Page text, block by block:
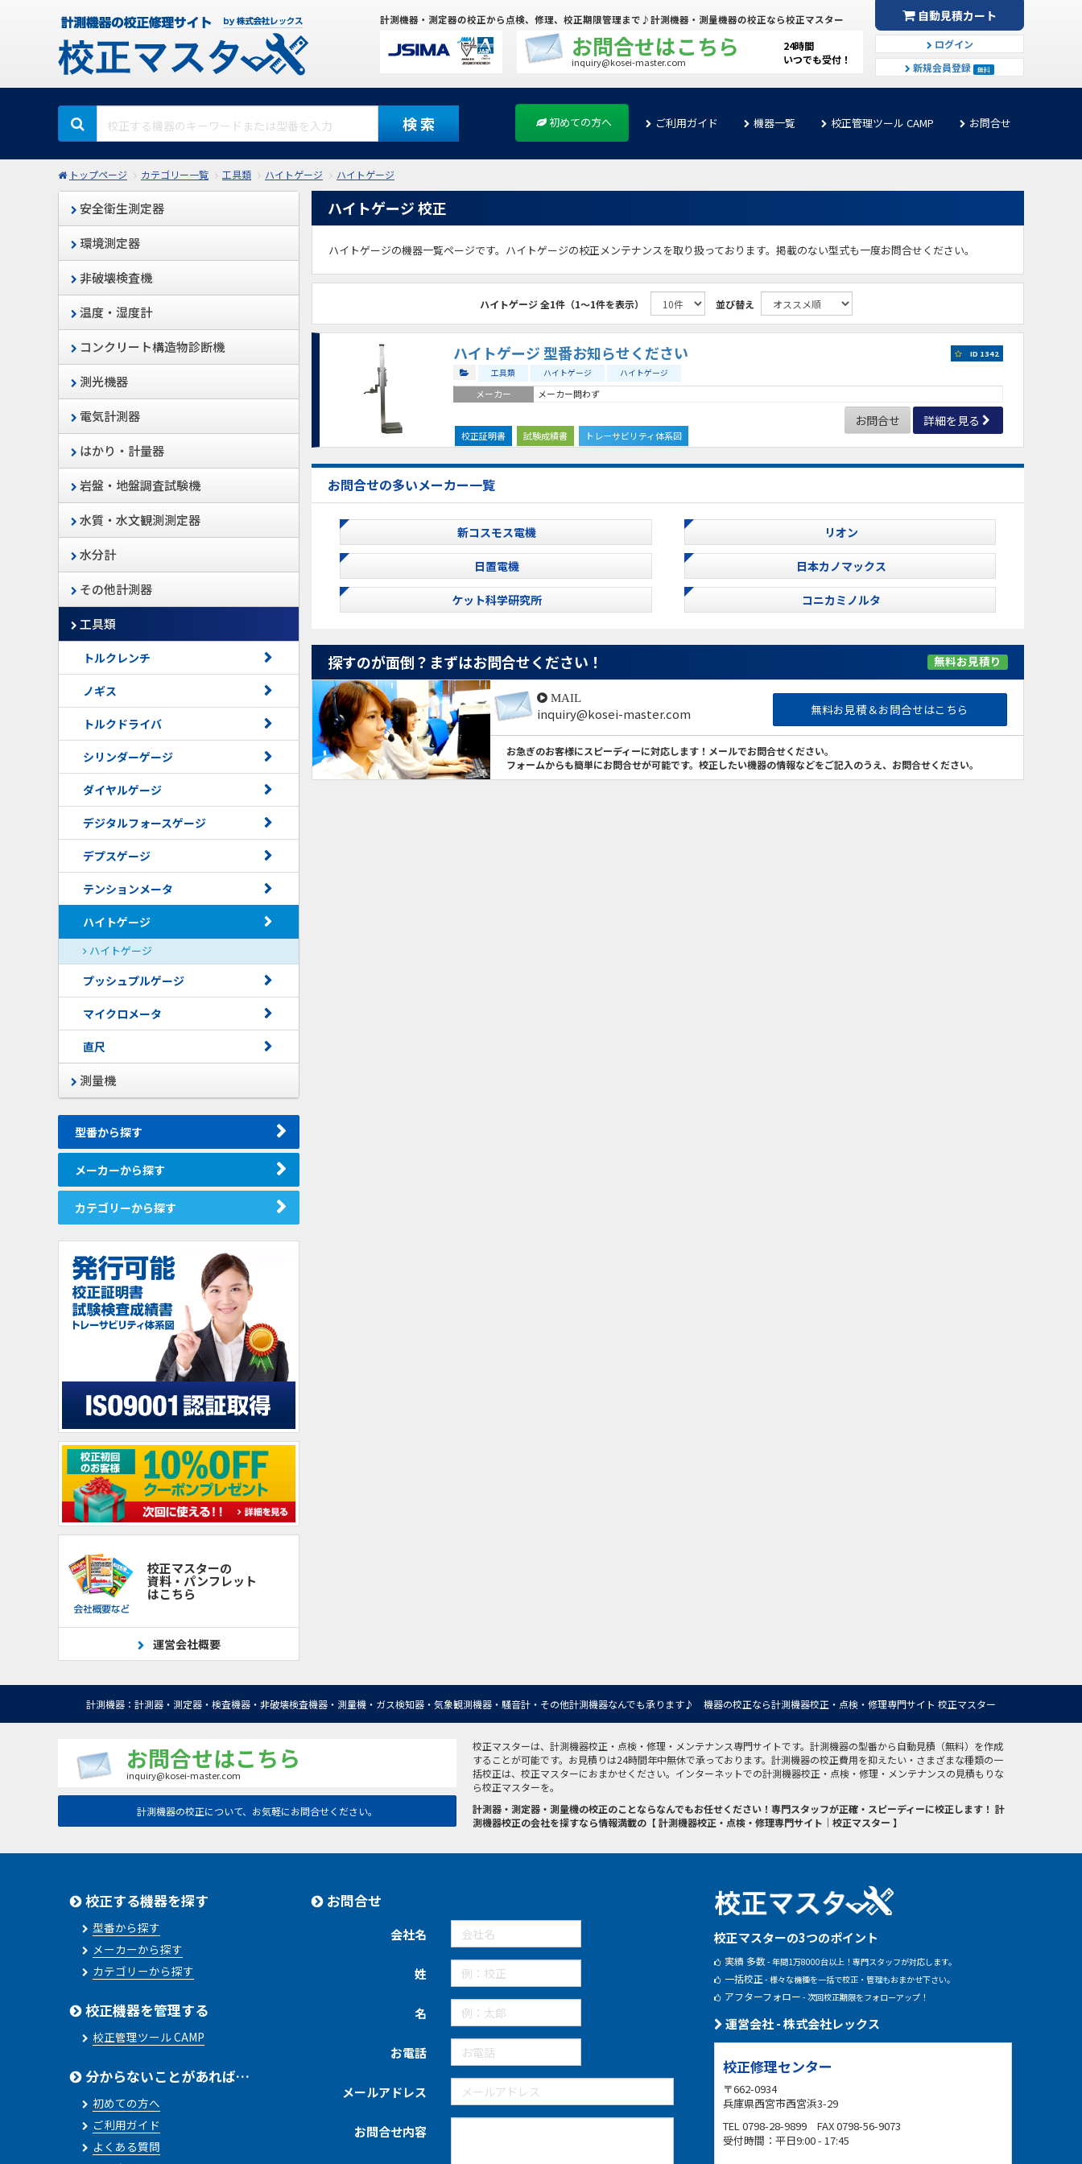
計測機器・測定器の校正から点検、修理、校正期限管理まで♪計測機器・測量機器の校正なら校正マスター
24時間
いつでも受付！
お問合せはこちら
inquiry@kosei-master.com
自動見積カート
ログイン
新規会員登録
無料
検 索 初めての方へ ご利用ガイド 機器一覧 校正管理ツール CAMP お問合せ
トップページ カテゴリー一覧 工具類 ハイトゲージ ハイトゲージ
安全衛生測定器
環境測定器
非破壊検査機
温度・湿度計
コンクリート構造物診断機
測光機器
電気計測器
はかり・計量器
岩盤・地盤調査試験機
水質・水文観測測定器
水分計
その他計測器
工具類
トルクレンチ
ノギス
トルクドライバ
シリンダーゲージ
ダイヤルゲージ
デジタルフォースゲージ
デプスゲージ
テンションメータ
ハイトゲージ
ハイトゲージ
プッシュプルゲージ
マイクロメータ
直尺
測量機
型番から探す
メーカーから探す
カテゴリーから探す
校正マスターの
資料・パンフレット
はこちら
運営会社概要
ハイトゲージ 校正
ハイトゲージの機器一覧ページです。ハイトゲージの校正メンテナンスを取り扱っております。掲載のない型式も一度お問合せください。
ハイトゲージ全1件（1～1件を表示） 並び替え
ID 1342
ハイトゲージ 型番お知らせください
工具類 ハイトゲージ ハイトゲージ
メーカー メーカー問わず
お問合せ 詳細を見る
校正証明書 試験成績書 トレーサビリティ体系図
お問合せの多いメーカー一覧
新コスモス電機 リオン
日置電機 日本カノマックス
ケット科学研究所 コニカミノルタ
探すのが面倒？ まずはお問合せください！ 無料お見積り
MAIL
inquiry@kosei-master.com 無料お見積＆お問合せはこちら
お急ぎのお客様にスピーディーに対応します！メールでお問合せください。
フォームからも簡単にお問合せが可能です。校正したい機器の情報などをご記入のうえ、お問合せください。
計測機器：計測器・測定器・検査機器・非破壊検査機器・測量機・ガス検知器・気象観測機器・騒音計・その他計測機器なんでも承ります♪ 機器の校正なら計測機器校正・点検・修理専門サイト 校正マスター
お問合せはこちら
inquiry@kosei-master.com
計測機器の校正について、お気軽にお問合せください。
校正マスターは、計測機器校正・点検・修理・メンテナンス専門サイトです。計測機器の型番から自動見積（無料）を作成
することが可能です。お見積りは24時間年中無休で承っております。計測機器の校正費用を抑えたい・さまざまな種類の一
括校正は、校正マスターにおまかせください。インターネットでの計測機器校正・点検・修理・メンテナンスの見積もりな
ら校正マスターを。
計測器・測定器・測量機の校正のことならなんでもお任せください！専門スタッフが正確・スピーディーに校正します！ 計
測機器校正の会社を探すなら情報満載の【 計測機器校正・点検・修理専門サイト｜校正マスター 】
校正する機器を探す
型番から探す
メーカーから探す
カテゴリーから探す
校正機器を管理する
校正管理ツール CAMP
分からないことがあれば…
初めての方へ
ご利用ガイド
よくある質問
お問合せ
会社名
姓
名
お電話
メールアドレス
お問合せ内容
校正マスターの3つのポイント
実績 多数- 年間1万8000台以上！専門スタッフが対応します。
一括校正 - 様々な機種を一括で校正・管理もおまかせ下さい。
アフターフォロー - 次回校正期限をフォローアップ！
運営会社 - 株式会社レックス
校正修理センター
〒662-0934
兵庫県西宮市西宮浜3-29
TEL 0798-28-9899 FAX 0798-56-9073
受付時間：平日9:00 - 17:45